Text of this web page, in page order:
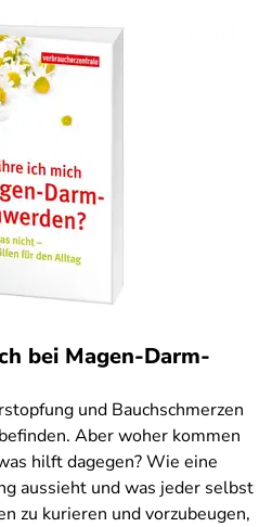
bei Magen-Darm-
und Bauchschmerzen
Aber woher kommen
hilft dagegen? Wie eine
aussieht und was jeder selbst
zu kurieren und vorzubeugen,